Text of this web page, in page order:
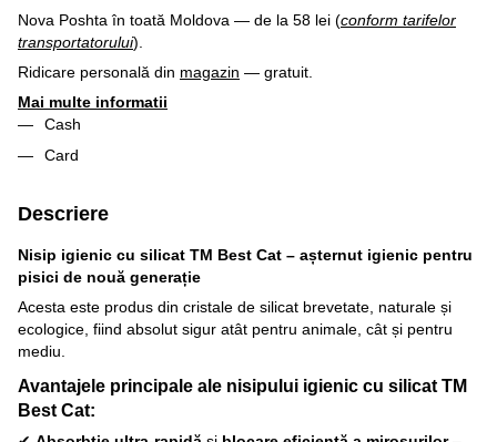
Nova Poshta în toată Moldova — de la 58 lei (conform tarifelor
transportatorului).
Ridicare personală din magazin — gratuit.
Mai multe informatii
Cash
Card
Descriere
Nisip igienic cu silicat TМ Best Cat – așternut igienic pentru
pisici de nouă generație
Acesta este produs din cristale de silicat brevetate, naturale și
ecologice, fiind absolut sigur atât pentru animale, cât și pentru
mediu.
Avantajele principale ale nisipului igienic cu silicat TМ
Best Cat: